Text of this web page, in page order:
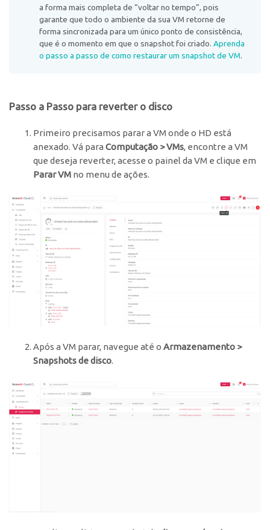
a forma mais completa de “voltar no tempo”, pois
garante que todo o ambiente da sua VM retorne de
forma sincronizada para um único ponto de consistência,
que é o momento em que o snapshot foi criado. Aprenda
o passo a passo de como restaurar um snapshot de VM.
Passo a Passo para reverter o disco
Primeiro precisamos parar a VM onde o HD está
anexado. Vá para Computação > VMs, encontre a VM
que deseja reverter, acesse o painel da VM e clique em
Parar VM no menu de ações.
Após a VM parar, navegue até o Armazenamento >
Snapshots de disco.